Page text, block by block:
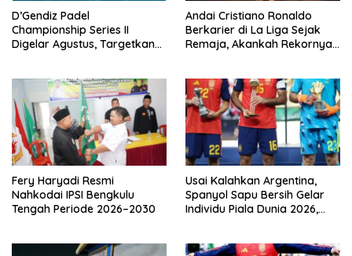
D’Gendiz Padel
Championship Series II
Digelar Agustus, Targetkan
Andai Cristiano Ronaldo
Berkarier di La Liga Sejak
Remaja, Akankah Rekornya
Fery Haryadi Resmi
Nahkodai IPSI Bengkulu
Tengah Periode 2026–2030
Usai Kalahkan Argentina,
Spanyol Sapu Bersih Gelar
Individu Piala Dunia 2026,